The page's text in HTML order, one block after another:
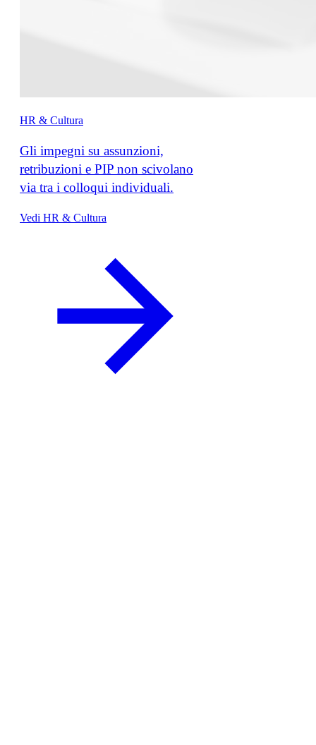
HR & Cultura
Gli impegni su assunzioni,
retribuzioni e PIP non scivolano
via tra i colloqui individuali.
Vedi HR & Cultura